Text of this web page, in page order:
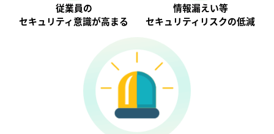
従業員の
セキュリティ意識が⾼まる
情報漏えい等
セキュリティリスクの低減